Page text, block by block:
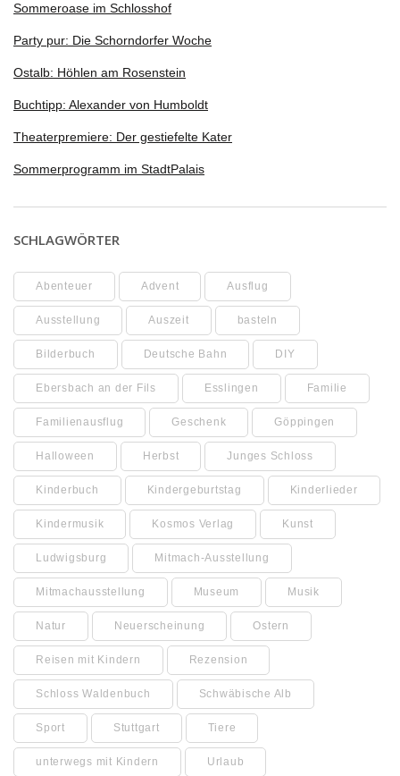
Sommeroase im Schlosshof
Party pur: Die Schorndorfer Woche
Ostalb: Höhlen am Rosenstein
Buchtipp: Alexander von Humboldt
Theaterpremiere: Der gestiefelte Kater
Sommerprogramm im StadtPalais
SCHLAGWÖRTER
Abenteuer Advent Ausflug
Ausstellung Auszeit basteln
Bilderbuch Deutsche Bahn DIY
Ebersbach an der Fils Esslingen Familie
Familienausflug Geschenk Göppingen
Halloween Herbst Junges Schloss
Kinderbuch Kindergeburtstag Kinderlieder
Kindermusik Kosmos Verlag Kunst
Ludwigsburg Mitmach-Ausstellung
Mitmachausstellung Museum Musik
Natur Neuerscheinung Ostern
Reisen mit Kindern Rezension
Schloss Waldenbuch Schwäbische Alb
Sport Stuttgart Tiere
unterwegs mit Kindern Urlaub